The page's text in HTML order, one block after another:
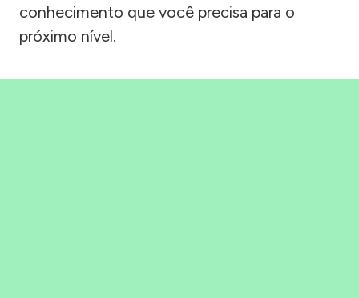
conhecimento que você precisa para o
próximo nível.